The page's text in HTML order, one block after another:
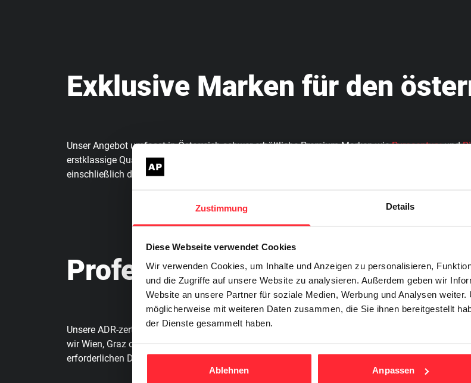
Zustimmung Details
Diese Webseite verwendet Cookies
Wir verwenden Cookies, um Inhalte und Anzeigen zu personalisieren,
und die Zugriffe auf unsere Website zu analysieren. Außerdem geben wir
Website an unsere Partner für soziale Medien, Werbung und Analysen
möglicherweise mit weiteren Daten zusammen, die Sie ihnen bereitgestellt
der Dienste gesammelt haben.
Ablehnen Anpassen
Exklusive Marken für den
Unser Angebot umfasst in Österreich schwer erhältliche Premium-Marken wiePyrocenturyund
erstklassige Qualität. Von F1-Artikeln für den ganzjährigen Verkauf bis zu F2-Sortimenten
einschließlich der Altersfreigabe ab 16 Jahren für F2-Feuerwerk. Weitere Einzelheiten zu
Professionelle Logistik nach
Unsere ADR-zertifizierten Fahrzeuge gewährleisten sichere Lieferungen nach ganz Österreich.
wir Wien, Graz oder Innsbruck meist binnen 48–72 Stunden. Alle Transporte erfolgen unter
erforderlichen Dokumenten für eine reibungslose Grenzabwicklung.